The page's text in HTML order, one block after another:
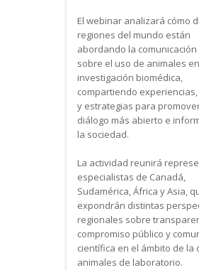
El webinar analizará cómo
regiones del mundo están
abordando la comunicación
sobre el uso de animales en
investigación biomédica,
compartiendo
y estrategias para
diálogo más abierto e
la sociedad.
La actividad reunirá
especialistas de Canadá,
Sudamérica, África y Asia,
expondrán distintas
regionales sobre
compromiso público y
científica en el ámbito de la
animales de laboratorio.